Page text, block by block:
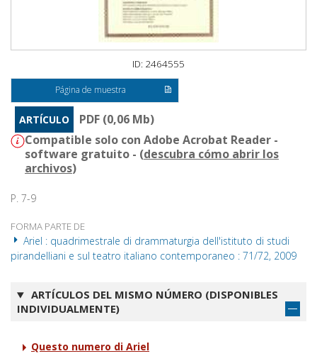
ID: 2464555
Página de muestra
ARTÍCULO
PDF (0,06 Mb)
Compatible solo con Adobe Acrobat Reader -
software gratuito - (descubra cómo abrir los
archivos)
P. 7-9
FORMA PARTE DE
Ariel : quadrimestrale di drammaturgia dell'istituto di studi
pirandelliani e sul teatro italiano contemporaneo : 71/72, 2009
ARTÍCULOS DEL MISMO NÚMERO (DISPONIBLES
INDIVIDUALMENTE)
Questo numero di Ariel